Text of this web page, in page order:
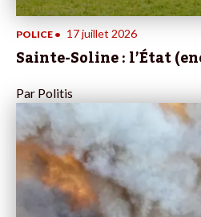
POLICE • 17 juillet 2026
Sainte-Soline : l’État
Par Politis